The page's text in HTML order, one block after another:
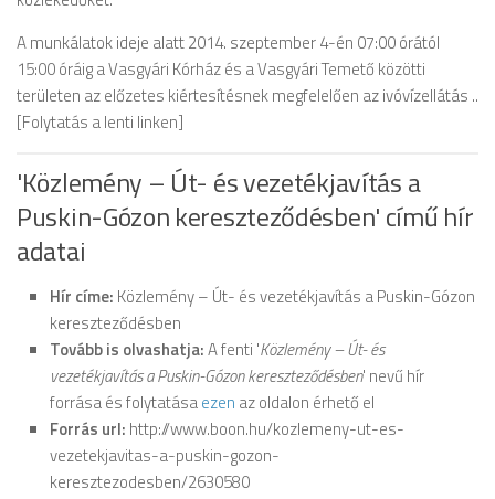
A munkálatok ideje alatt 2014. szeptember 4-én 07:00 órától
15:00 óráig a Vasgyári Kórház és a Vasgyári Temető közötti
területen az előzetes kiértesítésnek megfelelően az ivóvízellátás ..
[Folytatás a lenti linken]
'Közlemény – Út- és vezetékjavítás a
Puskin-Gózon kereszteződésben' című hír
adatai
Hír címe: Közlemény – Út- és vezetékjavítás a Puskin-Gózon
kereszteződésben
Tovább is olvashatja:A fenti 'Közlemény – Út- és
vezetékjavítás a Puskin-Gózon kereszteződésben' nevű hír
forrása és folytatásaezen az oldalon érhető el
Forrás url: http://www.boon.hu/kozlemeny-ut-es-
vezetekjavitas-a-puskin-gozon-
keresztezodesben/2630580